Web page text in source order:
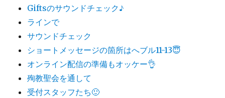
Giftsのサウンドチェック♪
ラインで
サウンドチェック
ショートメッセージの箇所はへブル11-13😇
オンライン配信の準備もオッケー👌
殉教聖会を通して
受付スタッフたち🙂